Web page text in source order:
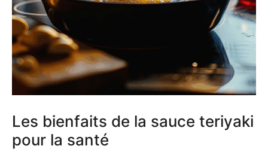
Les bienfaits de la sauce teriyaki
pour la santé